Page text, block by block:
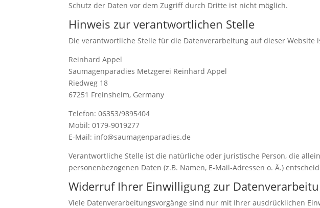
Schutz der Daten vor dem Zugriff durch Dritte ist nicht möglich.
Hinweis zur verantwortlichen Stelle
Die verantwortliche Stelle für die Datenverarbeitung auf dieser Website
Reinhard Appel
Saumagenparadies Metzgerei Reinhard Appel
Riedweg 18
67251 Freinsheim, Germany
Telefon: 06353/9895404
Mobil: 0179-9019277
E-Mail: info@saumagenparadies.de
Verantwortliche Stelle ist die natürliche oder juristische Person, die
personenbezogenen Daten (z.B. Namen, E-Mail-Adressen o. Ä.)
Widerruf Ihrer Einwilligung zur
Viele Datenverarbeitungsvorgänge sind nur mit Ihrer ausdrücklichen